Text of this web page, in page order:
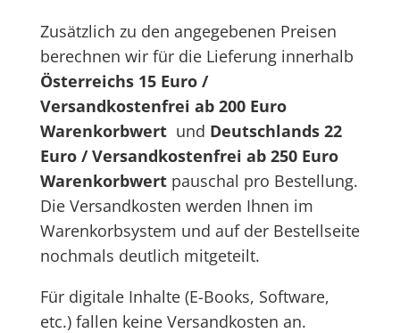
Zusätzlich zu den angegebenen Preisen
berechnen wir für die Lieferung innerhalb
Österreichs 15 Euro /
Versandkostenfrei ab 200 Euro
Warenkorbwert und Deutschlands 22
Euro / Versandkostenfrei ab 250 Euro
Warenkorbwert pauschal pro Bestellung.
Die Versandkosten werden Ihnen im
Warenkorbsystem und auf der Bestellseite
nochmals deutlich mitgeteilt.
Für digitale Inhalte (E-Books, Software,
etc.) fallen keine Versandkosten an.